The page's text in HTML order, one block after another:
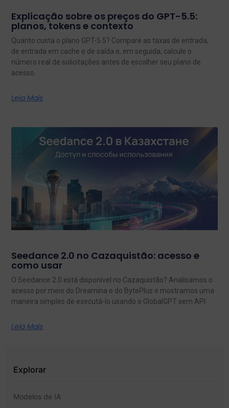
Explicação sobre os preços do GPT-5.5:
planos, tokens e contexto
Quanto custa o plano GPT-5.5? Compare as taxas de entrada,
de entrada em cache e de saída e, em seguida, calcule o
número real de solicitações antes de escolher seu plano de
acesso.
Leia Mais
Seedance 2.0 no Cazaquistão: acesso e
como usar
O Seedance 2.0 está disponível no Cazaquistão? Analisamos o
acesso por meio do Dreamina e do BytePlus e mostramos uma
maneira simples de executá-lo usando o GlobalGPT sem API.
Leia Mais
Explorar
Modelos de IA